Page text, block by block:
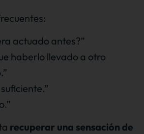
actuado antes?”
haberlo llevado a otro
recuperar una sensación de